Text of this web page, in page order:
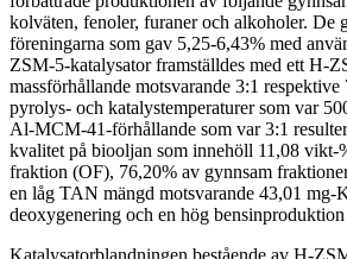
kolväten, fenoler, furaner och alkoholer. De
föreningarna som gav 5,25-6,43% med
ZSM-5-katalysator framställdes med ett H-
massförhållande motsvarande 3:1
pyrolys- och katalystemperaturer som var
Al-MCM-41-förhållande som var 3:1
kvalitet på biooljan som innehöll 11,08 vikt-
fraktion (OF), 76,20% av gynnsam
en låg TAN mängd motsvarande 43,01 mg-
deoxygenering och en hög
Katalysatorblandningen bestående av H-